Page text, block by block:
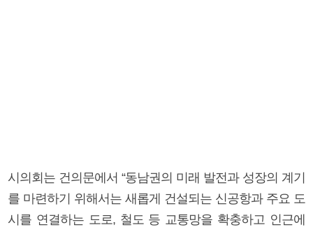
시의회는 건의문에서 “동남권의 미래 발전과 성장의 계기
를 마련하기 위해서는 새롭게 건설되는 신공항과 주요 도
시를 연결하는 도로, 철도 등 교통망을 확충하고 인근에